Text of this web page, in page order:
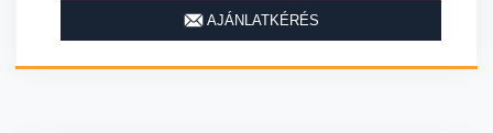
AJÁNLATKÉRÉS